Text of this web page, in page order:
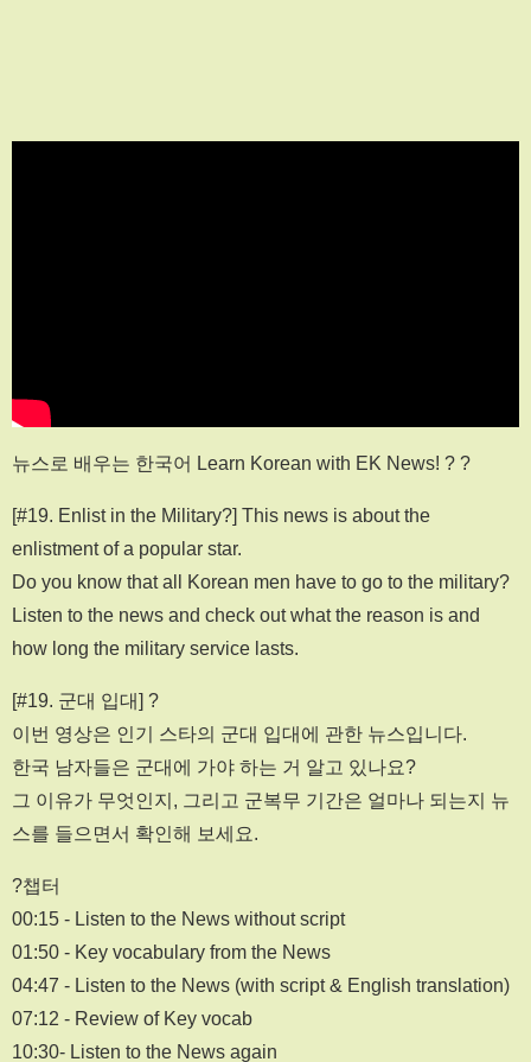
뉴스로 배우는 한국어 Learn Korean with EK News! ? ?
[#19. Enlist in the Military?] This news is about the
enlistment of a popular star.
Do you know that all Korean men have to go to the military?
Listen to the news and check out what the reason is and
how long the military service lasts.
[#19. 군대 입대] ?
이번 영상은 인기 스타의 군대 입대에 관한 뉴스입니다.
한국 남자들은 군대에 가야 하는 거 알고 있나요?
그 이유가 무엇인지, 그리고 군복무 기간은 얼마나 되는지 뉴
스를 들으면서 확인해 보세요.
?챕터
00:15 - Listen to the News without script
01:50 - Key vocabulary from the News
04:47 - Listen to the News (with script & English translation)
07:12 - Review of Key vocab
10:30- Listen to the News again